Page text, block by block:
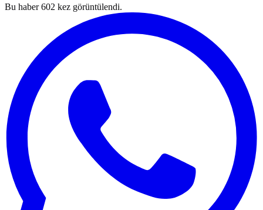
Bu haber602 kez görüntülendi.